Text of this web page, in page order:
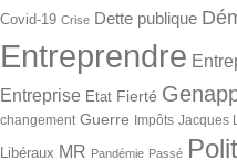
Covid-19 Crise Dette publique
Entreprendre
Entreprise Etat Fierté
changement Guerre Impôts Jacques
Libéraux MR Pandémie Passé